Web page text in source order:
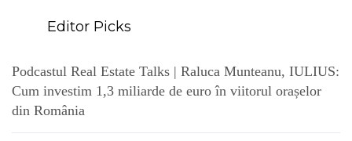
Editor Picks
Podcastul Real Estate Talks | Raluca Munteanu, IULIUS:
Cum investim 1,3 miliarde de euro în viitorul orașelor
din România